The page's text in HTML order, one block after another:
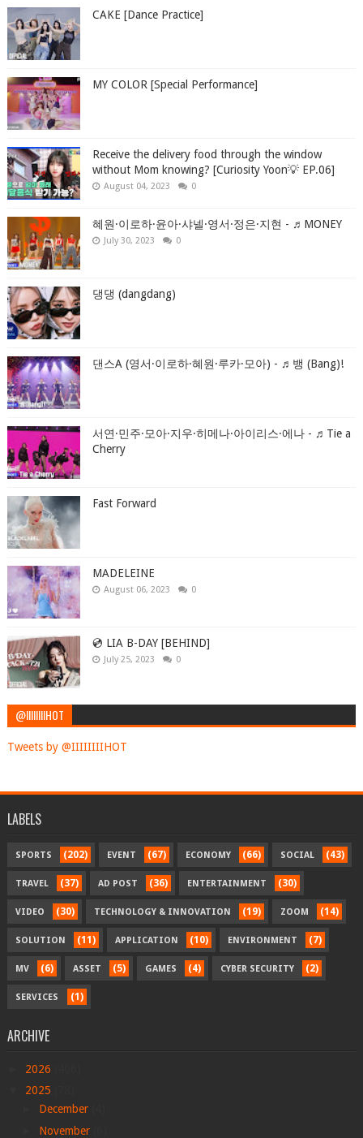
CAKE [Dance Practice]
MY COLOR [Special Performance]
Receive the delivery food through the window
without Mom knowing? [Curiosity Yoon💡 EP.06]
August 04, 2023 0
혜원·이로하·윤아·샤넬·영서·정은·지현 - ♬MONEY
July 30, 2023 0
댕댕 (dangdang)
댄스A (영서·이로하·혜원·루카·모아) - ♬뱅 (Bang)!
서연·민주·모아·지우·히메나·아이리스·에나 - ♬Tie a
Cherry
Fast Forward
MADELEINE
August 06, 2023 0
💿 LIA B-DAY [BEHIND]
July 25, 2023 0
@IIIIIIIIHOT
Tweets by @IIIIIIIIHOT
LABELS
SPORTS (202) EVENT (67) ECONOMY (66) SOCIAL (43)
TRAVEL (37) AD POST (36) ENTERTAINMENT (30)
VIDEO (30) TECHNOLOGY & INNOVATION (19) ZOOM (14)
SOLUTION (11) APPLICATION (10) ENVIRONMENT (7)
MV (6) ASSET (5) GAMES (4) CYBER SECURITY (2)
SERVICES (1)
ARCHIVE
2026
2025
December
November